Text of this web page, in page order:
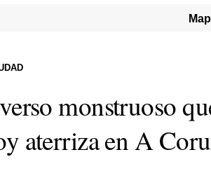
monstruoso
aterriza en A